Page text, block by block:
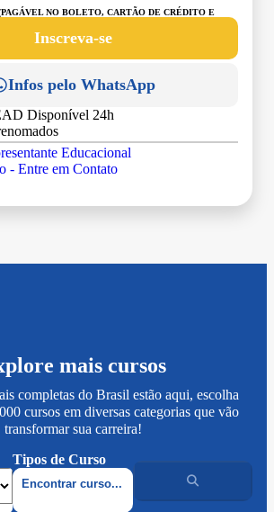
NO BOLETO, CARTÃO DE CRÉDITO E
Inscreva-se
Infos pelo WhatsApp
Disponível 24h
Educacional
- Entre em Contato
mais cursos
completas do Brasil estão aqui, escolha
cursos em diversas categorias que vão
transformar sua carreira!
Tipos de Curso